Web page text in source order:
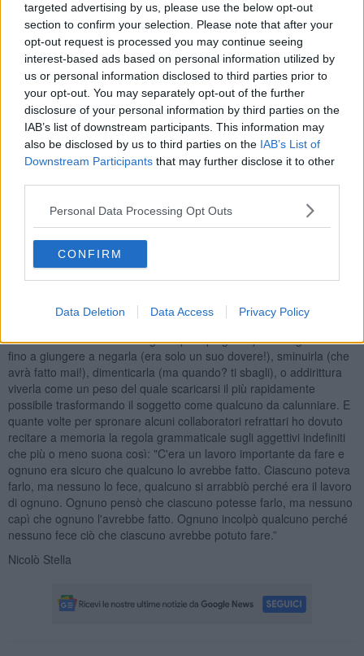
targeted advertising by us, please use the below opt-out
section to confirm your selection. Please note that after your
opt-out request is processed you may continue seeing
interest-based ads based on personal information utilized by
us or personal information disclosed to third parties prior to
your opt-out. You may separately opt-out of the further
disclosure of your personal information by third parties on the
IAB’s list of downstream participants. This information may
also be disclosed by us to third parties on the IAB’s List of
Downstream Participants that may further disclose it to other
Personal Data Processing Opt Outs
CONFIRM
Data Deletion Data Access Privacy Policy
personale (la ciurma) in movimento intento a un lavoro che di fatto
non stavano facendo. L'accostamento, forse non voluto, da parte
dell'autore del primo scritto fra la marina militare e l'Arma dei
Carabinieri non è di certo casuale così come non può essere
casuale che la marina militare abbia nominato una nave (fregata) la
più completa sotto l'aspetto difensivo chiamandola: "Nave
Carabiniere". E il motto della nave guarda caso è "Nei secoli fedele"
come quello della quarta forza armata. Ho parlato di colleghi e
collaboratori soddisfatti e insoddisfatti e quelli che mi hanno
ringraziato solo dopo essere stati trasferiti ad altro incarico. Infine
ho avuto a che fare anche con una minoranza di collaboratori, i
cosiddetti affetti della sindrome rancorosa del beneficiato. Questa
meccanismo mette in moto un atteggiamento di rabbia e ostilità
perché sente la persona che lo ha aiutato più valida di lui. Questo
ingiustificato rancore, il più delle volte covato inconsapevolmente,
pone chi ha ricevuto il "beneficio", in evidente "debito di
riconoscenza".
Non saper reggere il "debito di riconoscenza" ovvero il peso dei
benefici ricevuti, fa scattare un meccanismo di ingratitudine. I
meccanismi che entrano in gioco per spiegare questa ingratitudine
fino a giungere a negarla (era solo un suo dovere!), sminuirla (che
avrà fatto mai!), dimenticarla (ma quando? ti sbagli), o addirittura
viverla come un peso del quale scaricarsi il più rapidamente
possibile trasformando il soggetto come qualcuno da calunniare. E
quante volte per spronare alcuni collaboratori refrattari ho dovuto
recitare a memoria la regola grammaticale sugli aggettivi indefiniti
che più o meno suona così: "C'era un lavoro importante da fare e
ognuno era sicuro che qualcuno lo avrebbe fatto. Ciascuno poteva
farlo, ma nessuno lo fece, qualcuno si arrabbiò perché era il lavoro
di ognuno. Ognuno pensò che ciascuno potesse farlo, ma nessuno
capì che ognuno l'avrebbe fatto. Ognuno incolpò qualcuno perché
nessuno fece ciò che ciascuno avrebbe potuto fare.”
Nicolò Stella